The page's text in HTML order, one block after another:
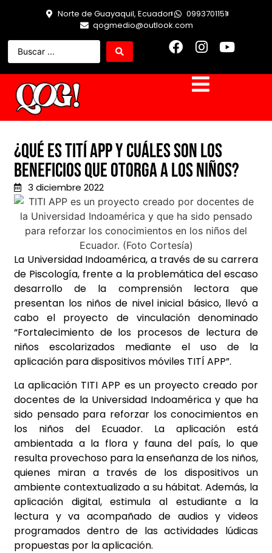
Norte de Guayaquil, Ecuador
0993701151
qogmedio@outlook.com
¿Qué es Tití App y cuáles son los
beneficios que otorga a los niños?
3 diciembre 2022
La Universidad Indoamérica, a través de su carrera
de Piscología, frente a la problemática del escaso
desarrollo de la comprensión lectora que
presentan los niños de nivel inicial básico, llevó a
cabo el proyecto de vinculación denominado
“Fortalecimiento de los procesos de lectura de
niños escolarizados mediante el uso de la
aplicación para dispositivos móviles TITÍ APP”.
La aplicación TITI APP es un proyecto creado por
docentes de la Universidad Indoamérica y que ha
sido pensado para reforzar los conocimientos en
los niños del Ecuador. La aplicación está
ambientada a la flora y fauna del país, lo que
resulta provechoso para la enseñanza de los niños,
quienes miran a través de los dispositivos un
ambiente contextualizado a su hábitat. Además, la
aplicación digital, estimula al estudiante a la
lectura y va acompañado de audios y videos
programados dentro de las actividades lúdicas
propuestas por la aplicación.